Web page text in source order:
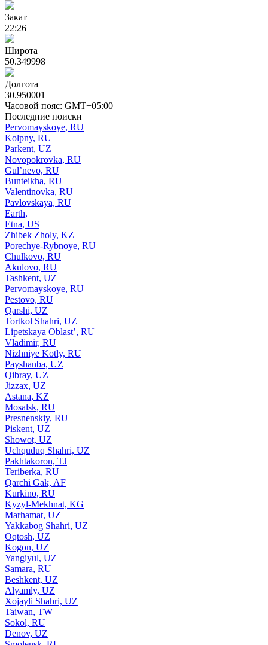
Закат
22:26
Широта
50.349998
Долгота
30.950001
Часовой пояс: GMT+05:00
Последние поиски
Pervomayskoye, RU
Kolpny, RU
Parkent, UZ
Novopokrovka, RU
Gul’nevo, RU
Bunteikha, RU
Valentinovka, RU
Pavlovskaya, RU
Earth,
Etna, US
Zhibek Zholy, KZ
Porechye-Rybnoye, RU
Chulkovo, RU
Akulovo, RU
Tashkent, UZ
Pervomayskoye, RU
Pestovo, RU
Qarshi, UZ
Tortkol Shahri, UZ
Lipetskaya Oblast’, RU
Vladimir, RU
Nizhniye Kotly, RU
Payshanba, UZ
Qibray, UZ
Jizzax, UZ
Astana, KZ
Mosalsk, RU
Presnenskiy, RU
Piskent, UZ
Showot, UZ
Uchquduq Shahri, UZ
Pakhtakoron, TJ
Teriberka, RU
Qarchi Gak, AF
Kurkino, RU
Kyzyl-Mekhnat, KG
Marhamat, UZ
Yakkabog Shahri, UZ
Oqtosh, UZ
Kogon, UZ
Yangiyul, UZ
Samara, RU
Beshkent, UZ
Alyamly, UZ
Xojayli Shahri, UZ
Taiwan, TW
Sokol, RU
Denov, UZ